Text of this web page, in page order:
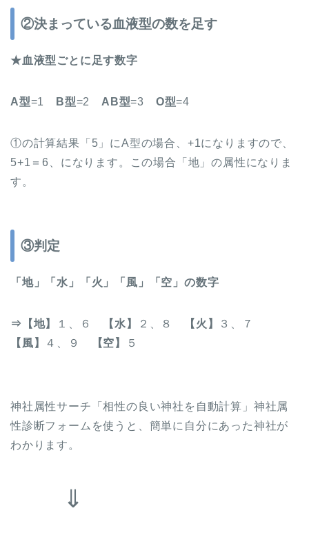
②決まっている血液型の数を足す
★血液型ごとに足す数字
A型=1 B型=2 AB型=3 O型=4
①の計算結果「5」にA型の場合、+1になりますので、
5+1＝6、になります。この場合「地」の属性になりま
す。
③判定
「地」「水」「火」「風」「空」の数字
⇒【地】 １、６ 【水】 ２、８ 【火】
３、７
【風】
４、９ 【空】 ５
神社属性サーチ「相性の良い神社を自動計算」神社属
性診断フォームを使うと、簡単に自分にあった神社が
わかります。
⇓